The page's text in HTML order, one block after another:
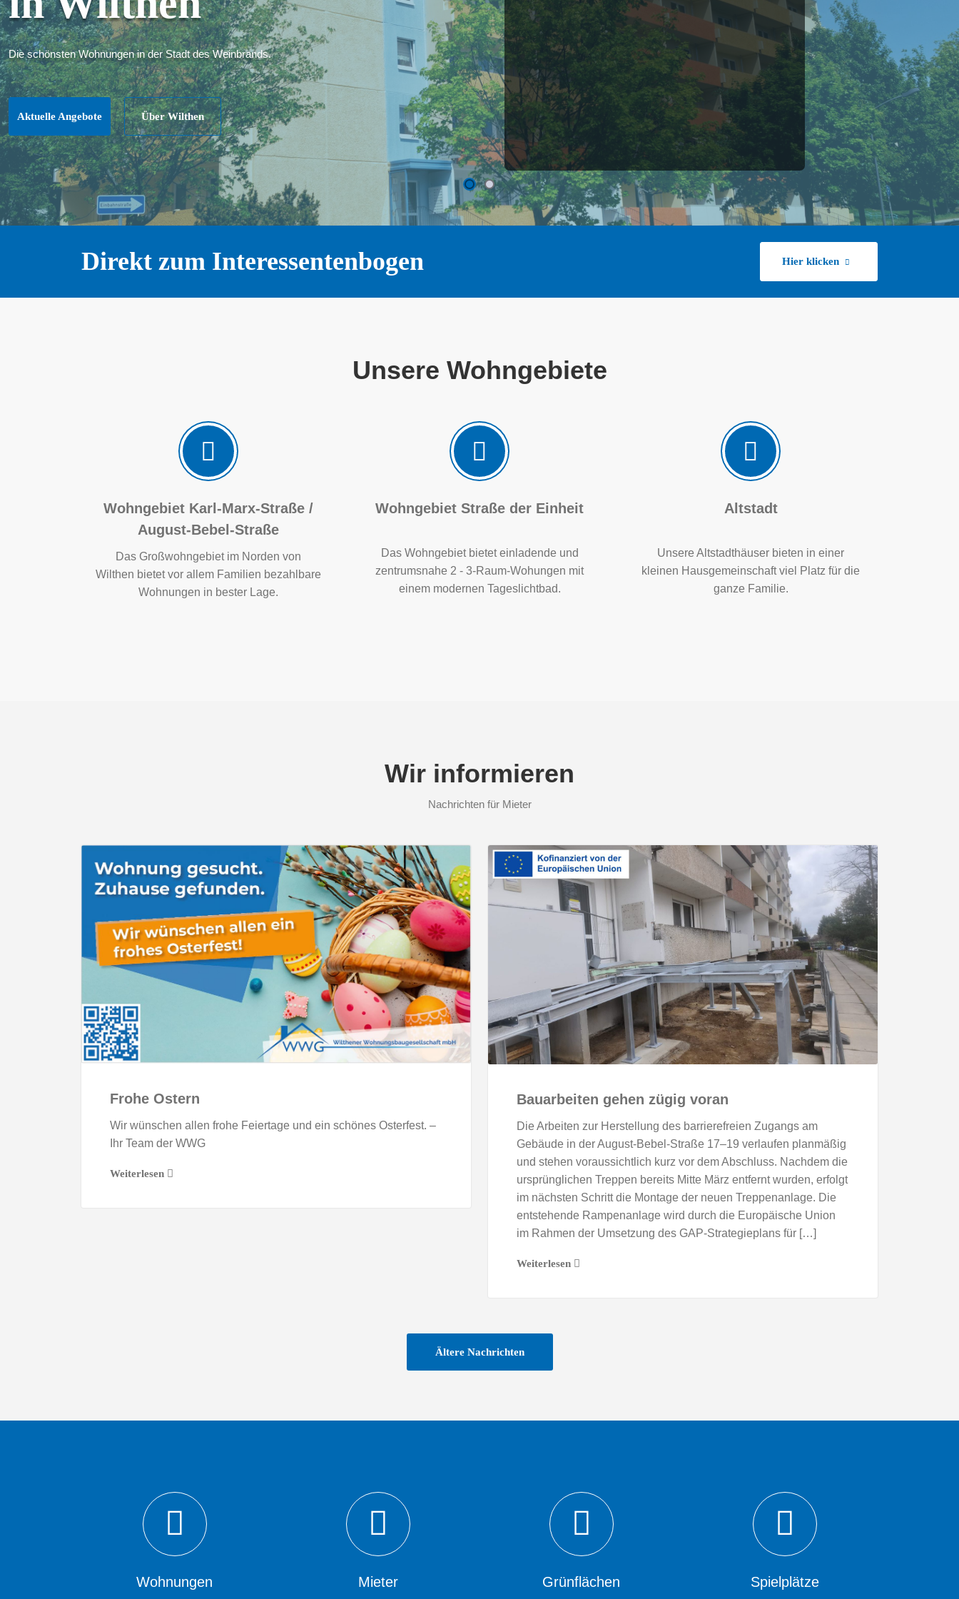
fürjeden.
Direkt zum Interessentenbogen Hier klicken
Unsere Wohngebiete
Wohngebiet Karl-Marx-Straße /
August-Bebel-Straße
Das Großwohngebiet im Norden von
Wilthen bietet vor allem Familien bezahlbare
Wohnungen in bester Lage.
Wohngebiet Straße der Einheit
Das Wohngebiet bietet einladende und
zentrumsnahe 2 - 3-Raum-Wohungen mit
einem modernen Tageslichtbad.
Altstadt
Unsere Altstadthäuser bieten in einer
kleinen Hausgemeinschaft viel Platz für die
ganze Familie.
Wir informieren
Nachrichten für Mieter
Frohe Ostern
Wir wünschen allen frohe Feiertage und ein schönes Osterfest. –
Ihr Team der WWG
Weiterlesen
Bauarbeiten gehen zügig voran
Die Arbeiten zur Herstellung des barrierefreien Zugangs am
Gebäude in der August-Bebel-Straße 17–19 verlaufen planmäßig
und stehen voraussichtlich kurz vor dem Abschluss. Nachdem die
ursprünglichen Treppen bereits Mitte März entfernt wurden, erfolgt
im nächsten Schritt die Montage der neuen Treppenanlage. Die
entstehende Rampenanlage wird durch die Europäische Union
im Rahmen der Umsetzung des GAP-Strategieplans für […]
Weiterlesen
Ältere Nachrichten
Wohnungen Mieter Grünflächen Spielplätze